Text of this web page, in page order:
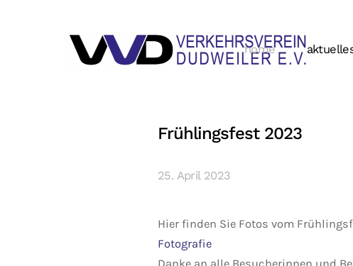
home
Frühlingsfest 2023
25. April 2023
Hier finden Sie Fotos vom
Fotografie